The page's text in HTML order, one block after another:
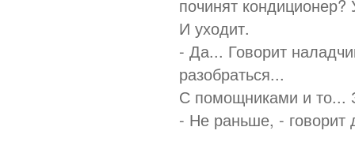
починят
И уходит.
- Да... Говорит
разобраться...
С помощниками и то...
- Не раньше, - говорит